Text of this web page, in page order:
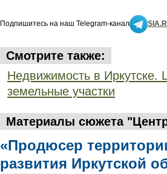
Подпишитесь на наш Telegram-канал
Смотрите также:
Недвижимость в Иркутске.
земельные участки
Материалы сюжета
«Продюсер
развития Иркутской